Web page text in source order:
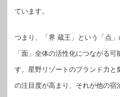
ています。
つまり、「界 蔵王」という「点
「面」全体の活性化につながる
す。星野リゾートのブランド力と
の注目度が高まり、それが他の宿